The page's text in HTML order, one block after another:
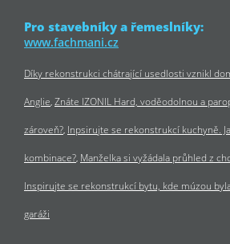
Pro stavebníky a řemeslníky:
www.fachmani.cz
Díky rekonstrukci chátrající usedlosti vznikl
Anglie Znáte IZONIL Hard, voděodolnou a
zároveň? Inpsirujte se rekonstrukcí kuchyně.
kombinace? Manželka si vyžádala průhled z
Inspirujte se rekonstrukcí bytu, kde múzou
garáži